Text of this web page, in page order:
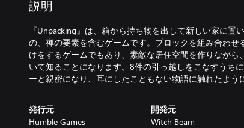
説明
『Unpacking』は、箱から持ち物を出して新しい家に置
の、禅の要素を含むゲームです。ブロックを組み合わ
けをするゲームでもあり、素敵な居住空間を作りなが
いて知ることになります。8件の引っ越しをこなすうち
ーと親密になり、耳にしたこともない物語に触れたよう
発行元
Humble Games
開発元
Witch Beam